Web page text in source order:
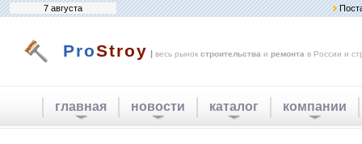
7 августа
ProStroy | весь рынок строительства и ремонта в России и
главная новости каталог компании